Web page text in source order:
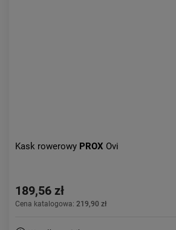
Kask rowerowy PROX Ovi
189,56 zł
Cena katalogowa: 219,90 zł